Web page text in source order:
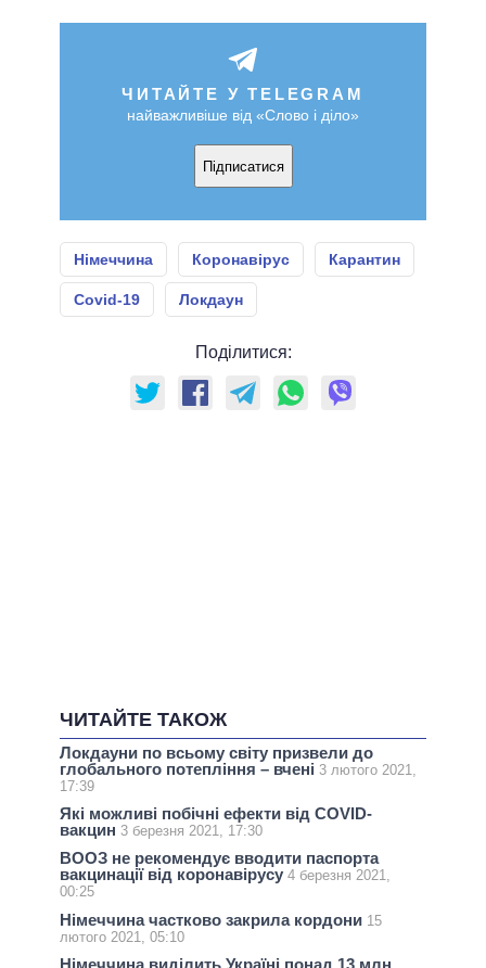
ЧИТАЙТЕ У TELEGRAM
найважливіше від «Слово і діло»
Підписатися
Німеччина Коронавірус Карантин
Covid-19 Локдаун
Поділитися:
ЧИТАЙТЕ ТАКОЖ
Локдауни по всьому світу призвели до
глобального потепління – вчені 3 лютого 2021,
17:39
Які можливі побічні ефекти від COVID-
вакцин 3 березня 2021, 17:30
ВООЗ не рекомендує вводити паспорта
вакцинації від коронавірусу 4 березня 2021,
00:25
Німеччина частково закрила кордони 15
лютого 2021, 05:10
Німеччина виділить Україні понад 13 млн